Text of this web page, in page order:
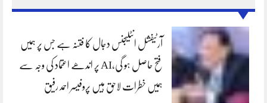
آرٹیفشل انٹلیجنس دجال کا فتنہ ہے جس پر ہمیں
فتح حاصل ہو گی،AI پر اندھے اعتماد کی وجہ سے
ہمیں خطرات لاحق ہیں پروفیسر احمد رفیق